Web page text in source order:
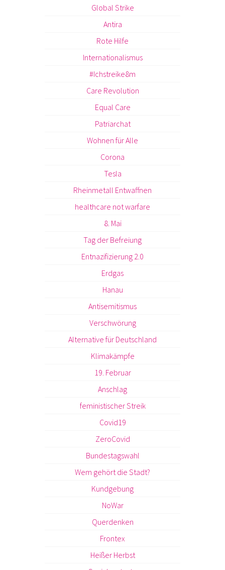
Global Strike
Antira
Rote Hilfe
Internationalismus
#Ichstreike8m
Care Revolution
Equal Care
Patriarchat
Wohnen für Alle
Corona
Tesla
Rheinmetall Entwaffnen
healthcare not warfare
8. Mai
Tag der Befreiung
Entnazifizierung 2.0
Erdgas
Hanau
Antisemitismus
Verschwörung
Alternative für Deutschland
Klimakämpfe
19. Februar
Anschlag
feministischer Streik
Covid19
ZeroCovid
Bundestagswahl
Wem gehört die Stadt?
Kundgebung
NoWar
Querdenken
Frontex
Heißer Herbst